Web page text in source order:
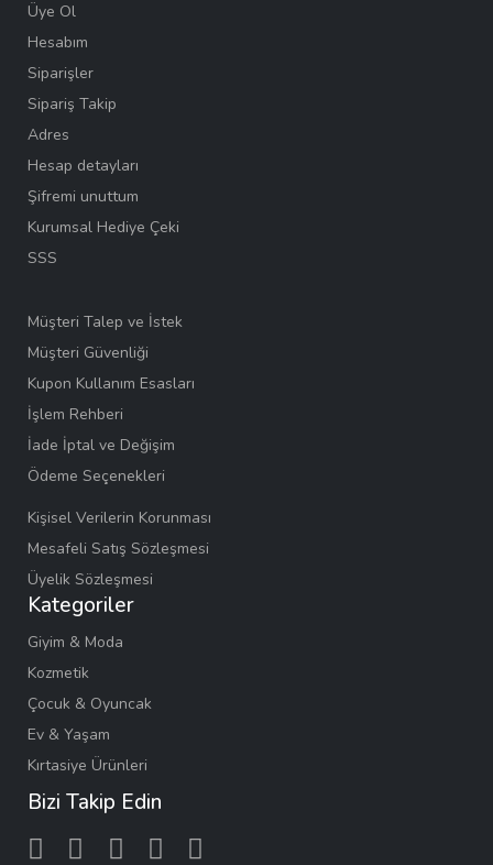
Üye Ol
Hesabım
Siparişler
Sipariş Takip
Adres
Hesap detayları
Şifremi unuttum
Kurumsal Hediye Çeki
SSS
Müşteri Talep ve İstek
Müşteri Güvenliği
Kupon Kullanım Esasları
İşlem Rehberi
İade İptal ve Değişim
Ödeme Seçenekleri
Kişisel Verilerin Korunması
Mesafeli Satış Sözleşmesi
Üyelik Sözleşmesi
Kategoriler
Giyim & Moda
Kozmetik
Çocuk & Oyuncak
Ev & Yaşam
Kırtasiye Ürünleri
Bizi Takip Edin